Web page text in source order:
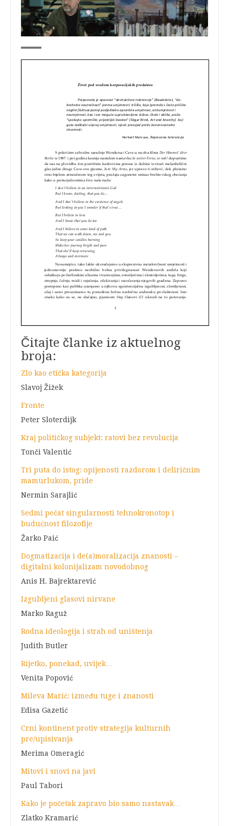
Čitajte članke iz aktuelnog
broja:
Zlo kao etička kategorija
Slavoj Žižek
Fronte
Peter Sloterdijk
Kraj političkog subjekt: ratovi bez revolucija
Tonči Valentić
Tri puta do istog: opijenosti razdorom i deliričnim
mamurlukom, pride
Nermin Sarajlić
Sedmi pečat singularnosti tehnokronotop i
budućnost filozofije
Žarko Paić
Dogmatizacija i de(a)moralizacija znanosti –
digitalni kolonijalizam novodobnog
Anis H. Bajrektarević
Izgubljeni glasovi nirvane
Marko Raguž
Rodna ideologija i strah od uništenja
Judith Butler
Rijetko, ponekad, uvijek…
Venita Popović
Mileva Marić: između tuge i znanosti
Edisa Gazetić
Crni kontinent protiv strategija kulturnih
pre/upisivanja
Merima Omeragić
Mitovi i snovi na javi
Paul Tabori
Kako je početak zapravo bio samo nastavak…
Zlatko Kramarić